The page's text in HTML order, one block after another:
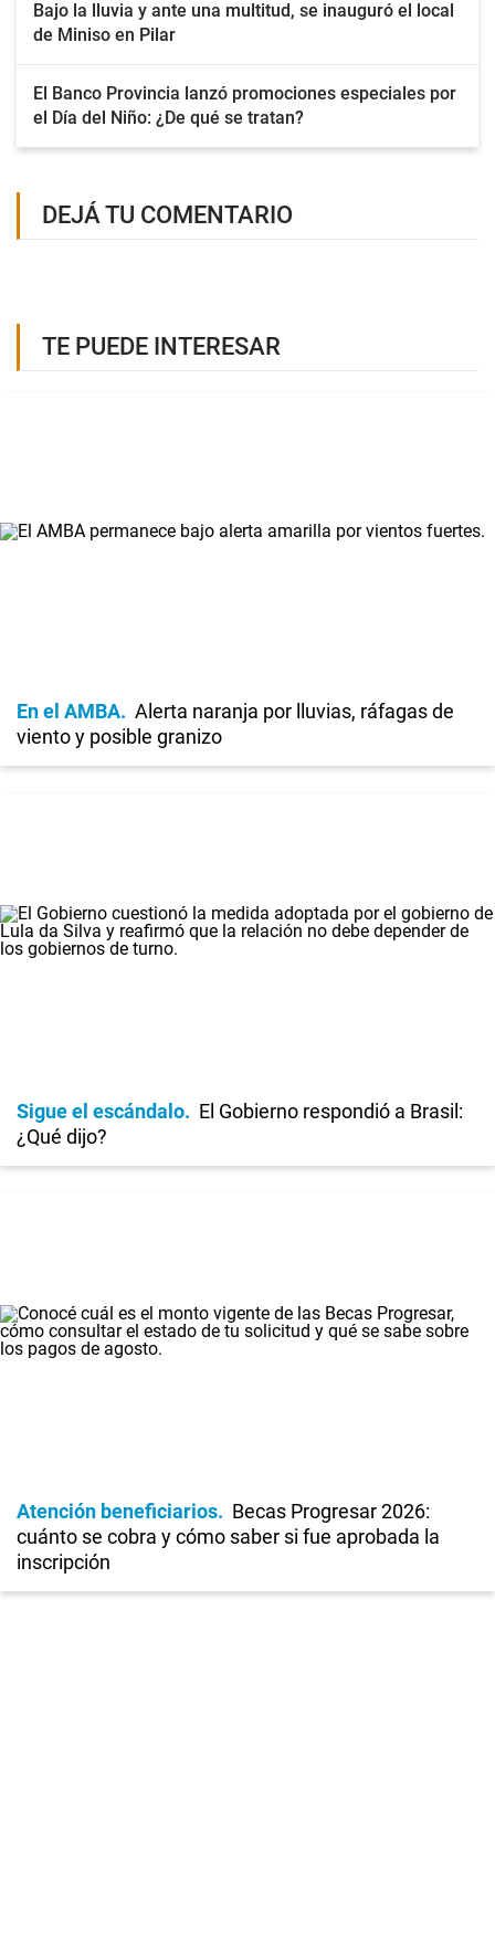
Bajo la lluvia y ante una multitud, se inauguró el local
de Miniso en Pilar
El Banco Provincia lanzó promociones especiales por
el Día del Niño: ¿De qué se tratan?
DEJÁ TU COMENTARIO
TE PUEDE INTERESAR
En el AMBA
Alerta naranja por lluvias, ráfagas de
viento y posible granizo
Sigue el escándalo
El Gobierno respondió a Brasil:
¿Qué dijo?
Atención beneficiarios
Becas Progresar 2026:
cuánto se cobra y cómo saber si fue aprobada la
inscripción